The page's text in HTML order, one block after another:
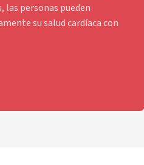
las personas pueden
su salud cardíaca con